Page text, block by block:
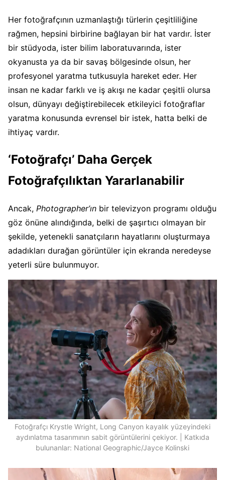
Her fotoğrafçının uzmanlaştığı türlerin çeşitliliğine
rağmen, hepsini birbirine bağlayan bir hat vardır. İster
bir stüdyoda, ister bilim laboratuvarında, ister
okyanusta ya da bir savaş bölgesinde olsun, her
profesyonel yaratma tutkusuyla hareket eder. Her
insan ne kadar farklı ve iş akışı ne kadar çeşitli olursa
olsun, dünyayı değiştirebilecek etkileyici fotoğraflar
yaratma konusunda evrensel bir istek, hatta belki de
ihtiyaç vardır.
‘Fotoğrafçı’ Daha Gerçek
Fotoğrafçılıktan Yararlanabilir
Ancak, Photographer’ın bir televizyon programı olduğu
göz önüne alındığında, belki de şaşırtıcı olmayan bir
şekilde, yetenekli sanatçıların hayatlarını oluşturmaya
adadıkları durağan görüntüler için ekranda neredeyse
yeterli süre bulunmuyor.
Fotoğrafçı Krystle Wright, Long Canyon kayalık yüzeyindeki
aydınlatma tasarımının sabit görüntülerini çekiyor. | Katkıda
bulunanlar: National Geographic/Jayce Kolinski